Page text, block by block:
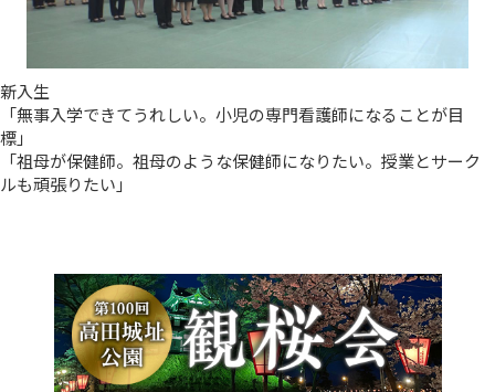
新入生
「無事入学できてうれしい。小児の専門看護師になることが目
標」
「祖母が保健師。祖母のような保健師になりたい。授業とサーク
ルも頑張りたい」